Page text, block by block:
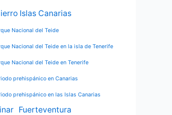
Islas Canarias
Nacional del Teide
Nacional del Teide en la isla de Tenerife
Nacional del Teide en Tenerife
prehispánico en Canarias
prehispánico en las Islas Canarias
Fuerteventura